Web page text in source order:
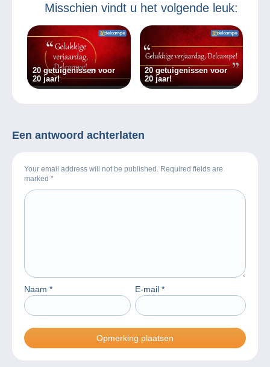
Misschien vindt u het volgende leuk:
20 getuigenissen voor
20 jaar!
20 getuigenissen voor
20 jaar!
Een antwoord achterlaten
Your email address will not be published. Required fields are
marked *
Naam * E-mail *